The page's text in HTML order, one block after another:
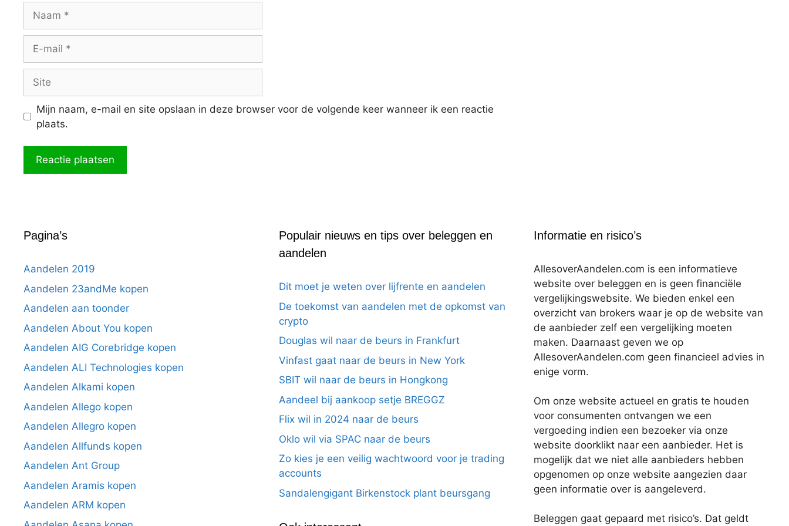
mail
Mijn naam, e-mail en site opslaan in deze browser voor de volgende keer wanneer ik een reactie
plaats.
Pagina’s
Aandelen 2019
Aandelen 23andMe kopen
Aandelen aan toonder
Aandelen About You kopen
Aandelen AIG Corebridge kopen
Aandelen ALI Technologies kopen
Aandelen Alkami kopen
Aandelen Allego kopen
Aandelen Allegro kopen
Aandelen Allfunds kopen
Aandelen Ant Group
Aandelen Aramis kopen
Aandelen ARM kopen
Populair nieuws en tips over beleggen en
aandelen
Dit moet je weten over lijfrente en aandelen
De toekomst van aandelen met de opkomst van
crypto
Douglas wil naar de beurs in Frankfurt
Vinfast gaat naar de beurs in New York
SBIT wil naar de beurs in Hongkong
Aandeel bij aankoop setje BREGGZ
Flix wil in 2024 naar de beurs
Oklo wil via SPAC naar de beurs
Zo kies je een veilig wachtwoord voor je trading
accounts
Sandalengigant Birkenstock plant beursgang
Informatie en risico’s
AllesoverAandelen.com is een informatieve
website over beleggen en is geen financiële
vergelijkingswebsite. We bieden enkel een
overzicht van brokers waar je op de website van
de aanbieder zelf een vergelijking moeten
maken. Daarnaast geven we op
AllesoverAandelen.com geen financieel advies in
enige vorm.
Om onze website actueel en gratis te houden
voor consumenten ontvangen we een
vergoeding indien een bezoeker via onze
website doorklikt naar een aanbieder. Het is
mogelijk dat we niet alle aanbieders hebben
opgenomen op onze website aangezien daar
geen informatie over is aangeleverd.
Beleggen gaat gepaard met risico’s. Dat geldt